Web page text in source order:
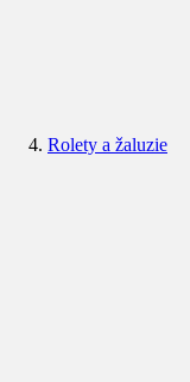
Rolety a žaluzie